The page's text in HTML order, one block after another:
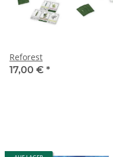
Reforest
17,00 € *